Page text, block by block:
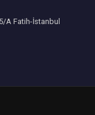
A Fatih-İstanbul